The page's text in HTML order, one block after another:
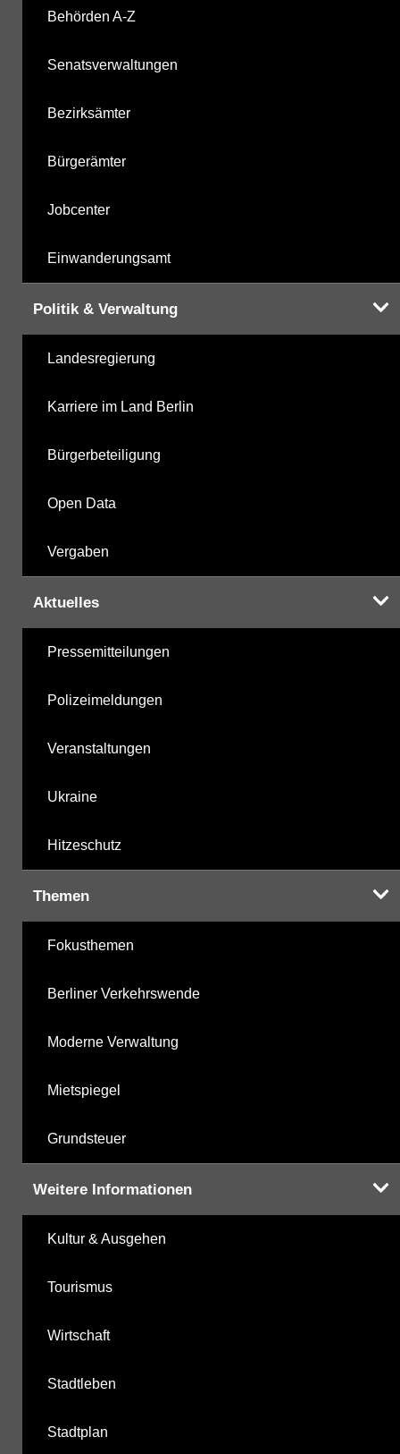
Behörden A-Z
Senatsverwaltungen
Bezirksämter
Bürgerämter
Jobcenter
Einwanderungsamt
Politik & Verwaltung
Landesregierung
Karriere im Land Berlin
Bürgerbeteiligung
Open Data
Vergaben
Aktuelles
Pressemitteilungen
Polizeimeldungen
Veranstaltungen
Ukraine
Hitzeschutz
Themen
Fokusthemen
Berliner Verkehrswende
Moderne Verwaltung
Mietspiegel
Grundsteuer
Weitere Informationen
Kultur & Ausgehen
Tourismus
Wirtschaft
Stadtleben
Stadtplan